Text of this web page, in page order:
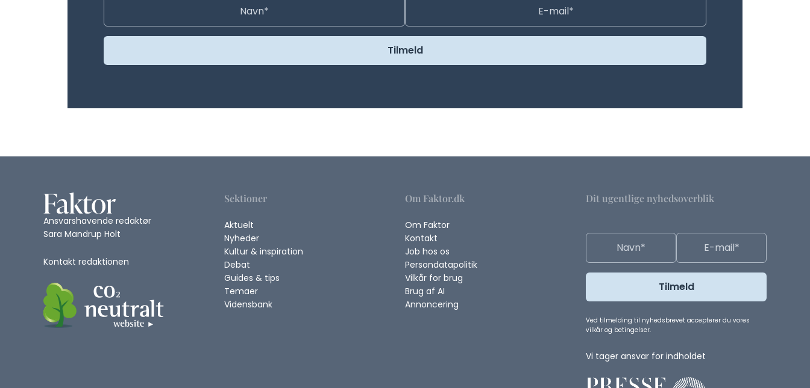
Ansvarshavende redaktør
Sara Mandrup Holt
Kontakt redaktionen
Sektioner
Aktuelt
Nyheder
Kultur & inspiration
Debat
Guides & tips
Temaer
Vidensbank
Om Faktor.dk
Om Faktor
Kontakt
Job hos os
Persondatapolitik
Vilkår for brug
Brug af AI
Annoncering
Dit ugentlige nyhedsoverblik
Ved tilmelding til nyhedsbrevet accepterer du vores
vilkår og betingelser.
Vi tager ansvar for indholdet